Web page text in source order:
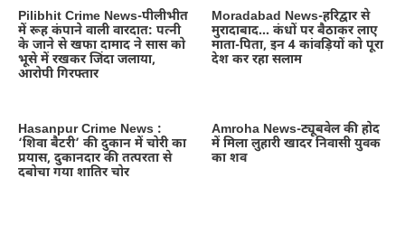
Pilibhit Crime News-पीलीभीत
में रूह कंपाने वाली वारदात: पत्नी
के जाने से खफा दामाद ने सास को
भूसे में रखकर जिंदा जलाया,
आरोपी गिरफ्तार
Moradabad News-हरिद्वार से
मुरादाबाद… कंधों पर बैठाकर लाए
माता-पिता, इन 4 कांवड़ियों को पूरा
देश कर रहा सलाम
Hasanpur Crime News :
‘शिवा बैटरी’ की दुकान में चोरी का
प्रयास, दुकानदार की तत्परता से
दबोचा गया शातिर चोर
Amroha News-ट्यूबवेल की होद
में मिला लुहारी खादर निवासी युवक
का शव